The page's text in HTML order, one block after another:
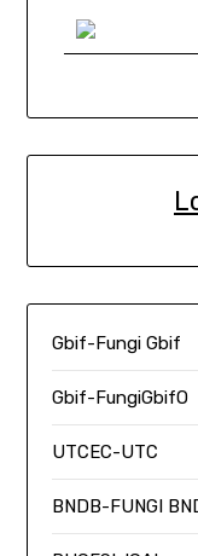
Gbif-Fungi Gbif
Gbif-FungiGbifO
UTCEC-UTC
BNDB-FUNGI